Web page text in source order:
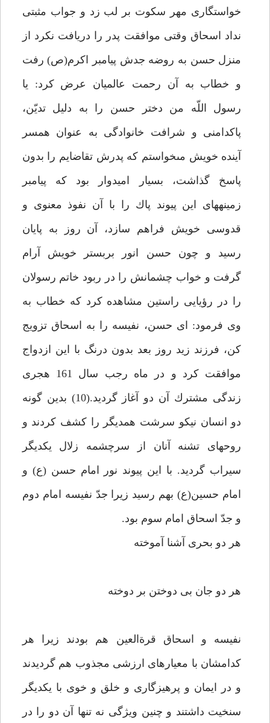
خواستگارى مهر سكوت بر لب زد و جواب مثبتى
نداد اسحاق وقتى موافقت پدر را دريافت نكرد از
منزل حسن به روضه جدش پيامبر اكرم(ص) رفت
و خطاب به آن رحمت عالميان عرض كرد: يا
رسول اللّه من دختر حسن را به دليل تديّن،
پاكدامنى و شرافت خانوادگى به عنوان همسر
آينده خويش مى‏خواستم كه پدرش تقاضايم را بدون
پاسخ گذاشت، بسيار اميدوار بود كه پيامبر
زمينه‏هاى اين پيوند پاك را با آن نفوذ معنوى و
قدوسى خويش فراهم سازد، آن روز به پايان
رسيد و چون حسن انور بربستر خويش آرام
گرفت و خواب چشمانش را در ربود خاتم رسولان
را در رؤيايى راستين مشاهده كرد كه خطاب به
وى فرمود: اى حسن، نفيسه را به اسحاق تزويج
كن، فرزند زيد روز بعد بدون درنگ با اين ازدواج
موافقت كرد و در ماه رجب سال 161 هجرى
زندگى مشترك آن دو آغاز گرديد.(10) بدين گونه
دو انسان نيكو سرشت همديگر را كشف كردند و
روح‏هاى تشنه آنان از سرچشمه زلال يكديگر
سيراب گرديد. با اين پيوند نور امام حسن (ع) و
امام حسين(ع) بهم رسيد زيرا جدّ نفيسه امام دوم
و جدّ اسحاق امام سوم بود.
هر دو بحرى آشنا آموخته‏
هر دو جان بى دوختن بر دوخته‏
نفيسه و اسحاق قرةالعين هم بودند زيرا هر
كدامشان با معيارهاى ارزشى مجذوب هم گرديدند
و در ايمان و پرهيزگارى و خلق و خوى با يكديگر
سنخيت داشتند و چنين ويژگى نه تنها آن دو را در